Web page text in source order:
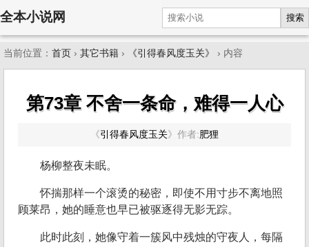
全本小说网 搜索
当前位置： 首页 › 其它书籍 › 《引得春风度玉关》 › 内容
第73章 不舍一条命，难得一人心
《引得春风度玉关》 作者:肥狸
杨柳整夜未眠。
怀揣那样一个滚烫的秘密，即使不用寸步不离地照
顾莱昂，她的睡意也早已被驱逐得无影无踪。
此时此刻，她像守着一簇风中残烛的守夜人，每隔